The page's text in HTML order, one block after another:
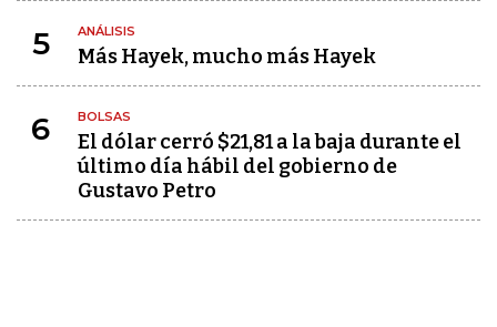
5 ANÁLISIS
Más Hayek, mucho más Hayek
6 BOLSAS
El dólar cerró $21,81 a la baja durante el
último día hábil del gobierno de
Gustavo Petro